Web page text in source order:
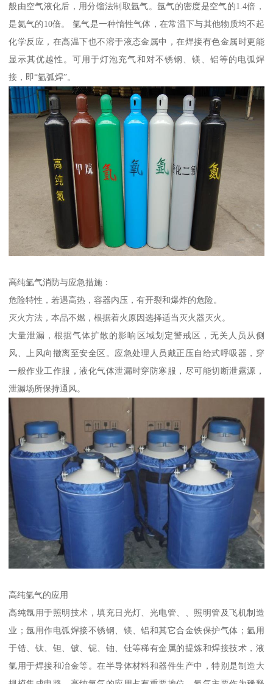
般由空气液化后，用分馏法制取氩气。氩气的密度是空气的1.4倍，
是氦气的10倍。 氩气是一种惰性气体，在常温下与其他物质均不起
化学反应，在高温下也不溶于液态金属中，在焊接有色金属时更能
显示其优越性。可用于灯泡充气和对不锈钢、镁、铝等的电弧焊
接，即“氩弧焊”。
高纯氩气消防与应急措施：
危险特性，若遇高热，容器内压，有开裂和爆炸的危险。
灭火方法，本品不燃，根据着火原因选择适当灭火器灭火。
大量泄漏，根据气体扩散的影响区域划定警戒区，无关人员从侧
风、上风向撤离至安全区。应急处理人员戴正压自给式呼吸器，穿
一般作业工作服，液化气体泄漏时穿防寒服，尽可能切断泄露源，
泄漏场所保持通风。
高纯氩气的应用
高纯氩用于照明技术，填充日光灯、光电管、、照明管及飞机制造
业；氩用作电弧焊接不锈钢、镁、铝和其它合金铁保护气体；氩用
于锆、钛、钽、铍、铌、铀、钍等稀有金属的提炼和焊接技术，液
氩用于焊接和冶金等。在半导体材料和器件生产中，特别是制造大